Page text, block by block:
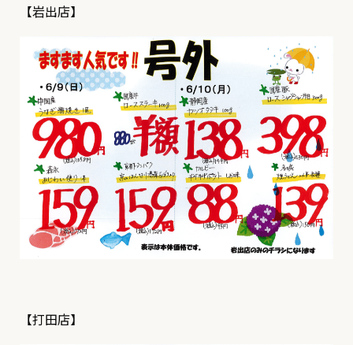
【岩出店】
【打田店】